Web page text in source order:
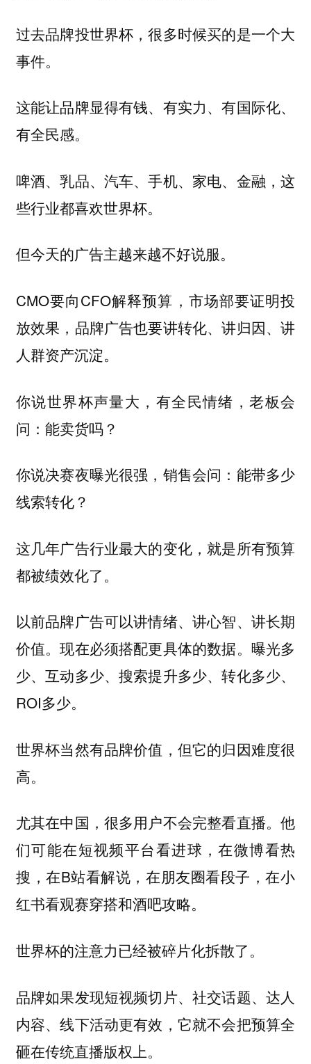
过去品牌投世界杯，很多时候买的是一个大
事件。
这能让品牌显得有钱、有实力、有国际化、
有全民感。
啤酒、乳品、汽车、手机、家电、金融，这
些行业都喜欢世界杯。
但今天的广告主越来越不好说服。
CMO要向CFO解释预算，市场部要证明投
放效果，品牌广告也要讲转化、讲归因、讲
人群资产沉淀。
你说世界杯声量大，有全民情绪，老板会
问：能卖货吗？
你说决赛夜曝光很强，销售会问：能带多少
线索转化？
这几年广告行业最大的变化，就是所有预算
都被绩效化了。
以前品牌广告可以讲情绪、讲心智、讲长期
价值。现在必须搭配更具体的数据。曝光多
少、互动多少、搜索提升多少、转化多少、
ROI多少。
世界杯当然有品牌价值，但它的归因难度很
高。
尤其在中国，很多用户不会完整看直播。他
们可能在短视频平台看进球，在微博看热
搜，在B站看解说，在朋友圈看段子，在小
红书看观赛穿搭和酒吧攻略。
世界杯的注意力已经被碎片化拆散了。
品牌如果发现短视频切片、社交话题、达人
内容、线下活动更有效，它就不会把预算全
砸在传统直播版权上。